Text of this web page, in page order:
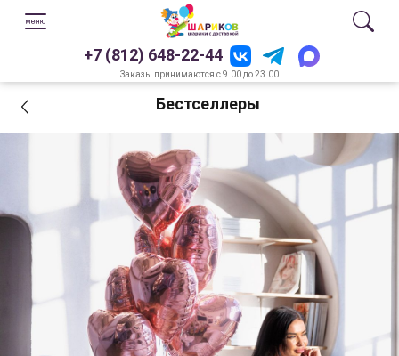
+7 (812) 648-22-44
Заказы принимаются с 9.00 до 23.00
Бестселлеры